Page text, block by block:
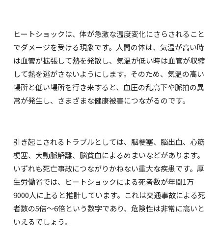
ヒートショックは、体が急激な温度変化にさらされること
でダメージを受ける現象です。人間の体は、気温が高い時
は血管が拡張して熱を発散し、気温が低い時は血管が収縮
して熱を逃がさないようにします。そのため、気温の高い
場所と低い場所を行き来すると、血圧の乱高下や脈拍の異
常が発生し、さまざまな健康被害につながるのです。
引き起こされるトラブルとしては、脳梗塞、脳出血、心筋
梗塞、大動脈解離、脳貧血によるめまいなどがあります。
いずれも死亡事故につながりかねない重大な疾患です。厚
生労働省では、ヒートショックによる死者数が年間1万
9000人に上ると推計しています。これは交通事故による死
者数の5倍～6倍という数字であり、危険性は非常に高いと
いえるでしょう。